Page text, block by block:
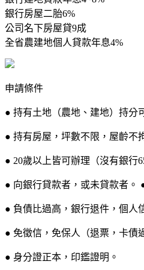
銀行房屋二胎6%
公司名下房屋貸9成
全省農建地個人貸款年息4%
申請條件
● 持有土地（農地、建地）持分
● 持有房屋，坪數不限，屋齡不
● 20歲以上皆可辦理（沒有銀行
● 向銀行貸款者，或未貸款者。
● 負債比過高，銀行退件，個人
● 免徵信，免保人（退票，卡債
● 身分證正本，印鑑證明。